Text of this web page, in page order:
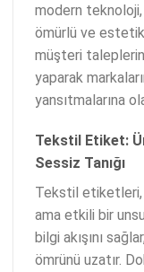
modern
ömürlü ve estetik
müşteri
yaparak
yansıtmalarına
Tekstil Etiket:
Sessiz Tanığı
Tekstil etiketleri,
ama etkili bir
bilgi akışını
ömrünü uzatır.